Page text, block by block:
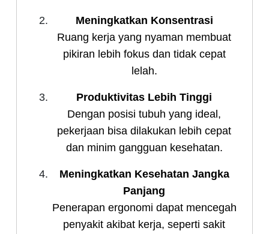
Meningkatkan Konsentrasi
Ruang kerja yang nyaman membuat
pikiran lebih fokus dan tidak cepat
lelah.
Produktivitas Lebih Tinggi
Dengan posisi tubuh yang ideal,
pekerjaan bisa dilakukan lebih cepat
dan minim gangguan kesehatan.
Meningkatkan Kesehatan Jangka
Panjang
Penerapan ergonomi dapat mencegah
penyakit akibat kerja, seperti sakit